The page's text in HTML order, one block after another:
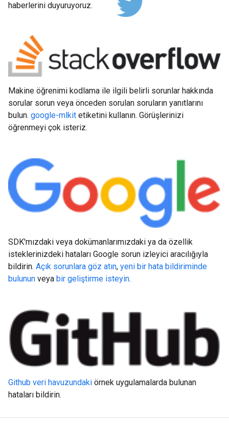
haberlerini duyuruyoruz.
Makine öğrenimi kodlama ile ilgili belirli sorunlar hakkında
sorular sorun veya önceden sorulan soruların yanıtlarını
bulun. google-mlkit etiketini kullanın. Görüşlerinizi
öğrenmeyi çok isteriz.
SDK'mızdaki veya dokümanlarımızdaki ya da özellik
isteklerinizdeki hataları Google sorun izleyici aracılığıyla
bildirin. Açık sorunlara göz atın, yeni bir hata bildiriminde
bulunun veya bir geliştirme isteyin.
Github veri havuzundaki örnek uygulamalarda bulunan
hataları bildirin.